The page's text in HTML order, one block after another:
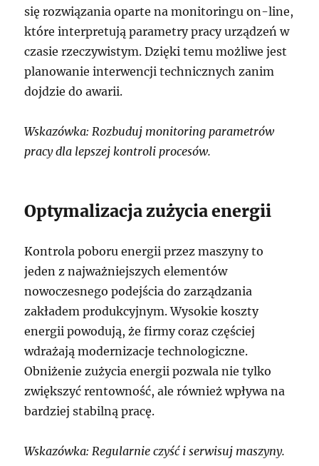
się rozwiązania oparte na monitoringu on-line,
które interpretują parametry pracy urządzeń w
czasie rzeczywistym. Dzięki temu możliwe jest
planowanie interwencji technicznych zanim
dojdzie do awarii.
Wskazówka: Rozbuduj monitoring parametrów
pracy dla lepszej kontroli procesów.
Optymalizacja zużycia energii
Kontrola poboru energii przez maszyny to
jeden z najważniejszych elementów
nowoczesnego podejścia do zarządzania
zakładem produkcyjnym. Wysokie koszty
energii powodują, że firmy coraz częściej
wdrażają modernizacje technologiczne.
Obniżenie zużycia energii pozwala nie tylko
zwiększyć rentowność, ale również wpływa na
bardziej stabilną pracę.
Wskazówka: Regularnie czyść i serwisuj maszyny.